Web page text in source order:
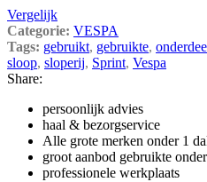
Vergelijk
Categorie: VESPA
Tags: gebruikt, gebruikte,
sloop, sloperij, Sprint, Vespa
Share:
persoonlijk advies
haal & bezorgservice
Alle grote merken onder 1
groot aanbod gebruikte
professionele werkplaats